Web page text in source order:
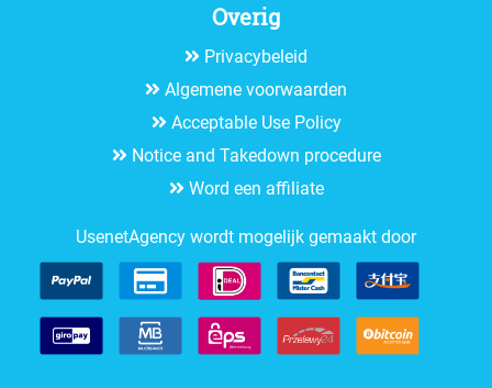
Overig
Privacybeleid
Algemene voorwaarden
Acceptable Use Policy
Notice and Takedown procedure
Word een affiliate
UsenetAgency wordt mogelijk gemaakt door